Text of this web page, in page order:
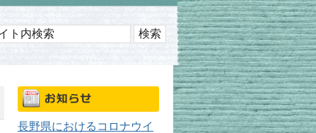
長野県におけるコロナウイ